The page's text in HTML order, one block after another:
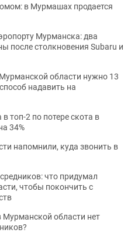
в Мурмашах продается
Мурманска: два
после столкновения Subaru и
области нужно 13
надавить на
топ-2 по потере скота в
34%
напомнили, куда звонить в
что придумал
чтобы покончить с
Мурманской области нет